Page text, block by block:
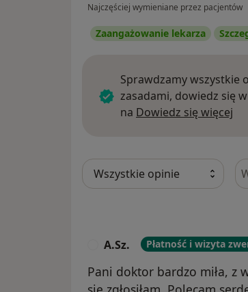
Najczęściej wymieniane przez pacjentów
Zaangażowanie lekarza
Sprawdzamy wszystkie
zasadami, dowiedz się
na Dowiedz się więcej
A.Sz. Płatność i wizyta
Pani doktor bardzo miła, z